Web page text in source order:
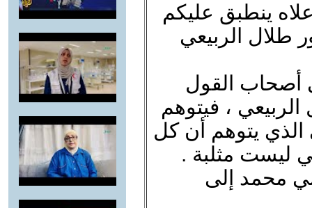
ينطبق عليكم
طلال الربيعي
أصحاب القول
، فيتوهم
الذي يتوهم أن كل
ليست مثلبة .
محمد إلى